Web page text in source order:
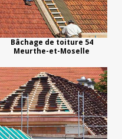
Bâchage de toiture 54
Meurthe-et-Moselle